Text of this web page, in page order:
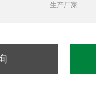
生产厂家